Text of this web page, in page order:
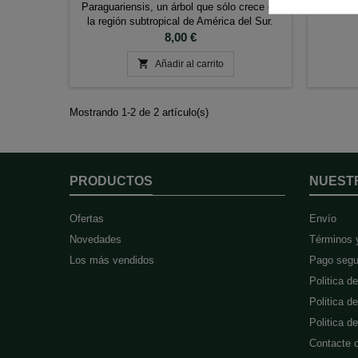
Paraguariensis, un árbol que sólo crece en
la región subtropical de América del Sur.
Energizante saludable, natural y con cero
que te ayudará como estimulante para
Precio
8,00 €
 Añadir al carrito
Mostrando 1-2 de 2 artículo(s)
PRODUCTOS
Ofertas
Novedades
Los más vendidos
Envío
Términos
Pago
Politica
Politica
Politica
Contacte